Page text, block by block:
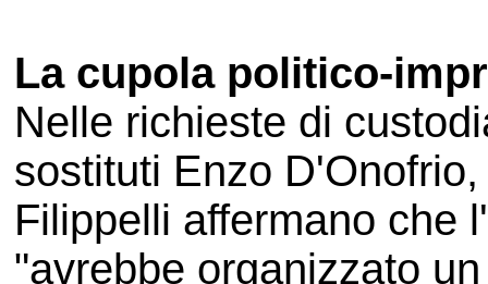
La cupola politico-
Nelle richieste di
sostituti Enzo
Filippelli affermano che
"avrebbe organizzato